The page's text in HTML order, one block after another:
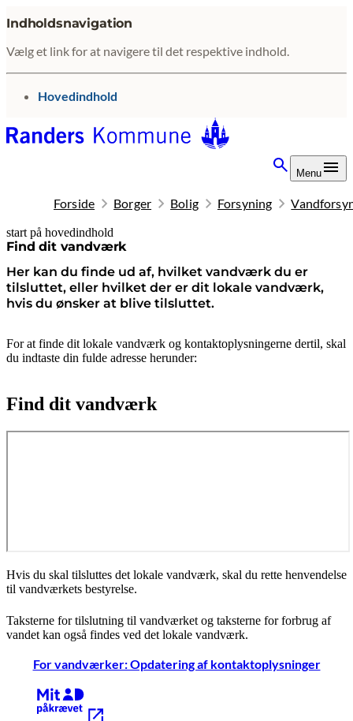
Indholdsnavigation
Vælg et link for at navigere til det respektive indhold.
gå til
Hovedindhold
Menu
Forside Borger Bolig Forsyning
start på hovedindhold
Find dit vandværk
Her kan du finde ud af, hvilket vandværk du er
tilsluttet, eller hvilket der er dit lokale vandværk,
hvis du ønsker at blive tilsluttet.
senest opdateret 1. juni 2026
For at finde dit lokale vandværk og kontaktoplysningerne dertil, skal
du indtaste din fulde adresse herunder:
Find dit vandværk
Hvis du skal tilsluttes det lokale vandværk, skal du rette henvendelse
til vandværkets bestyrelse.
Taksterne for tilslutning til vandværket og taksterne for forbrug af
vandet kan også findes ved det lokale vandværk.
For vandværker: Opdatering af kontaktoplysninger
Kræver MitID